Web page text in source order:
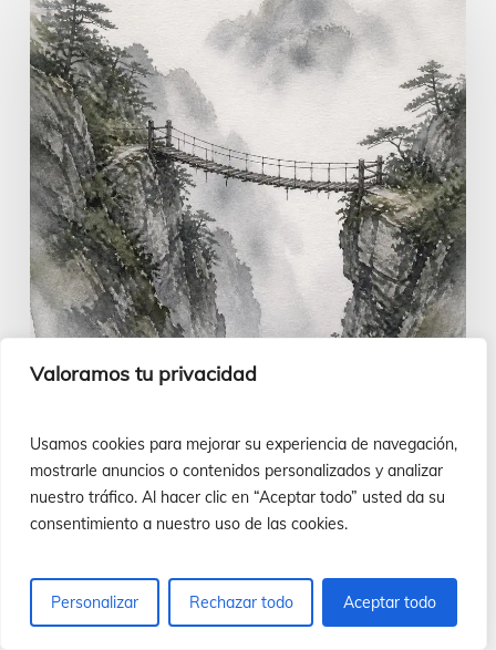
Valoramos tu privacidad
Usamos cookies para mejorar su experiencia de navegación,
mostrarle anuncios o contenidos personalizados y analizar
nuestro tráfico. Al hacer clic en “Aceptar todo” usted da su
consentimiento a nuestro uso de las cookies.
Personalizar Rechazar todo Aceptar todo
Evangelio a mano
más
allá
de
los
sentidos
|
Evangelio
del
9
de
agosto
Imaginar…más allá de los sentidos |
Evangelio del 9 de agosto